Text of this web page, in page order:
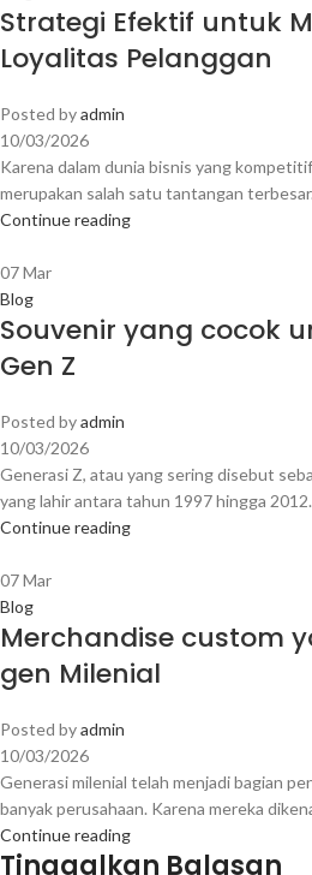
Strategi Efektif untuk
Loyalitas Pelanggan
Posted byadmin
10/03/2026
Karena dalam dunia bisnis yang
merupakan salah satu tantangan
Continue reading
07Mar
Blog
Souvenir yang cocok
Gen Z
Posted byadmin
10/03/2026
Generasi Z, atau yang sering disebut
yang lahir antara tahun 1997 hingga
Continue reading
07Mar
Blog
Merchandise custom
gen Milenial
Posted byadmin
10/03/2026
Generasi milenial telah menjadi bagian
banyak perusahaan. Karena mereka
Continue reading
Tinggalkan Balasan